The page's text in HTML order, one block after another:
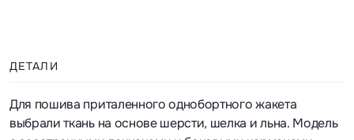
ДЕТАЛИ
Для пошива приталенного однобортного жакета
выбрали ткань на основе шерсти, шелка и льна. Модель